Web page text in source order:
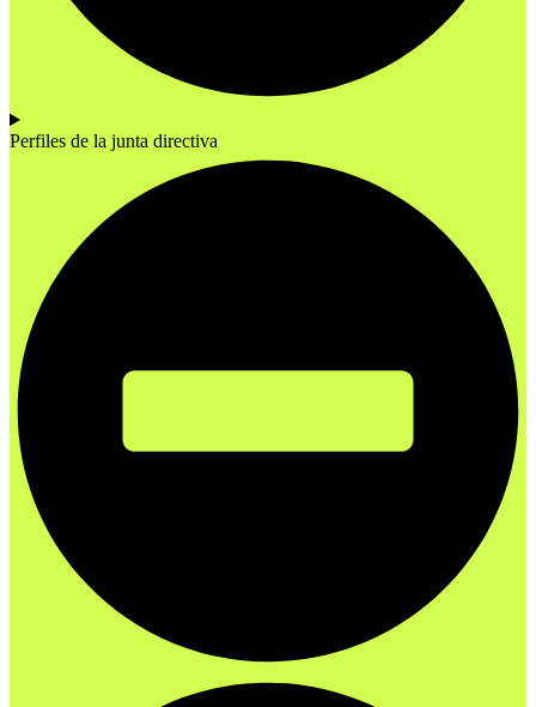
Perfiles de la junta directiva